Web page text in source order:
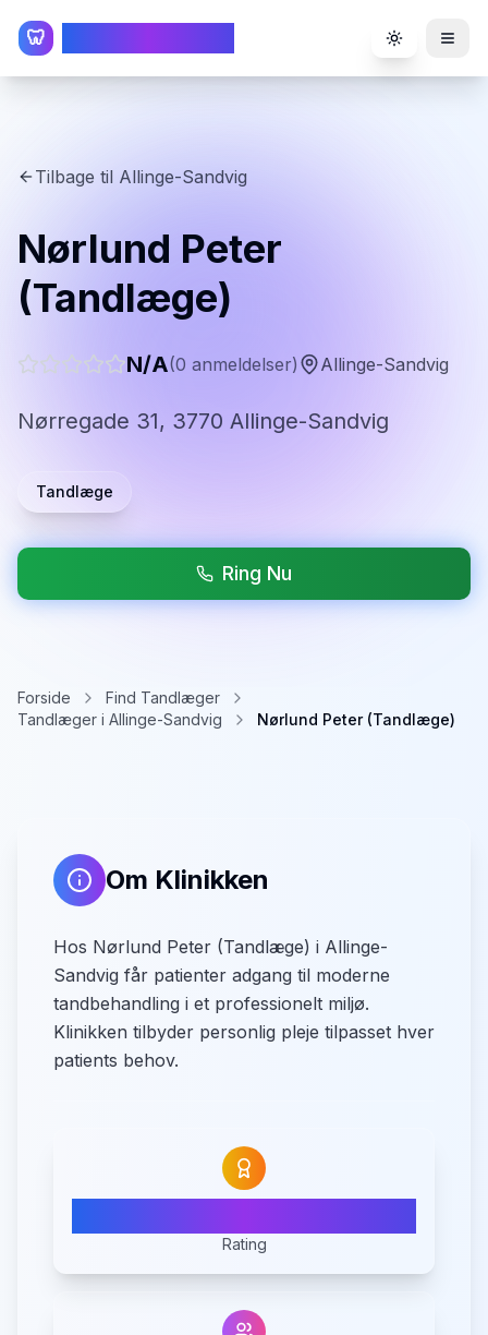
🦷 Toggle
Tilbage til Allinge-Sandvig
Nørlund Peter
(Tandlæge)
N/A(0 anmeldelser) Allinge-Sandvig
Nørregade 31, 3770 Allinge-Sandvig
Tandlæge
Ring Nu
Forside
Find Tandlæger
Tandlæger i Allinge-Sandvig
Nørlund Peter (Tandlæge)
Om Klinikken
Hos Nørlund Peter (Tandlæge) i Allinge-
Sandvig får patienter adgang til moderne
tandbehandling i et professionelt miljø.
Klinikken tilbyder personlig pleje tilpasset hver
patients behov.
Rating